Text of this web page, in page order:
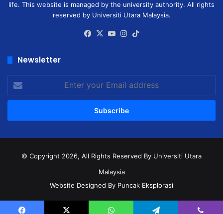
life. This website is managed by the university authority. All rights
reserved by Universiti Utara Malaysia.
Facebook
X YouTubeInstagram
Newsletter
your
Email
© Copyright 2026, All Rights Reserved By Universiti Utara
Malaysia
Website Designed By Puncak Eksplorasi